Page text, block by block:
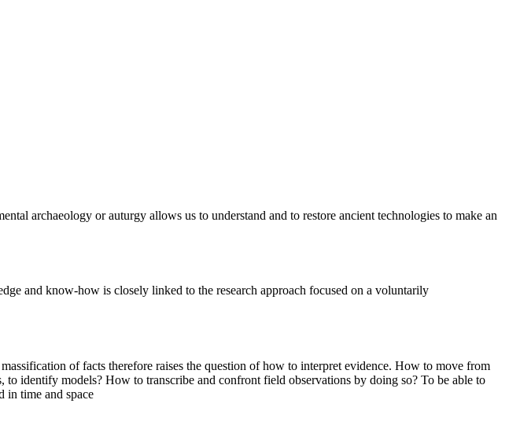
archaeology or auturgy allows us to understand and to restore ancient technologies to make an
and know-how is closely linked to the research approach focused on a voluntarily
of facts therefore raises the question of how to interpret evidence. How to move from
identify models? How to transcribe and confront field observations by doing so? To be able to
in time and space